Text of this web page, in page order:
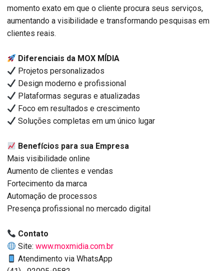
momento exato em que o cliente procura seus serviços,
aumentando a visibilidade e transformando pesquisas em
clientes reais.
Diferenciais da MOX MÍDIA
Projetos personalizados
Design moderno e profissional
Plataformas seguras e atualizadas
Foco em resultados e crescimento
Soluções completas em um único lugar
Benefícios para sua Empresa
Mais visibilidade online
Aumento de clientes e vendas
Fortecimento da marca
Automação de processos
Presença profissional no mercado digital
Contato
Site:www.moxmidia.com.br
Atendimento via WhatsApp